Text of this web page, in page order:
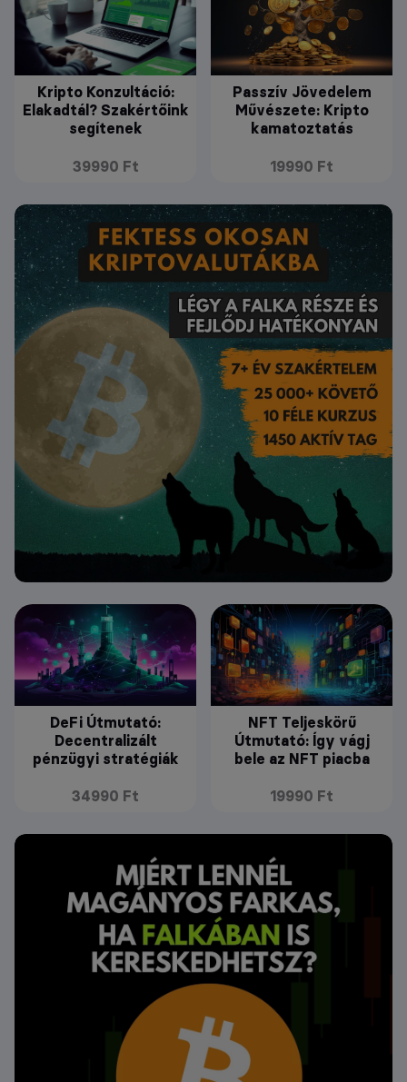
Kripto Konzultáció:
Elakadtál? Szakértőink
segítenek
39990 Ft
Passzív Jövedelem
Művészete: Kripto
kamatoztatás
19990 Ft
DeFi Útmutató:
Decentralizált
pénzügyi stratégiák
34990 Ft
NFT Teljeskörű
Útmutató: Így vágj
bele az NFT piacba
19990 Ft